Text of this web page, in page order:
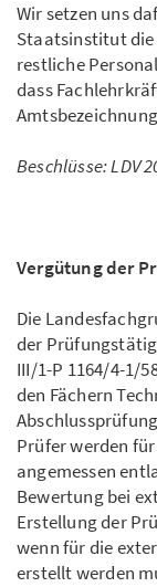
Wir setzen uns
Staatsinstitut die
restliche
dass
Beschlüsse: LDV
Vergütung der
Die
der
III/1-P 1164/4-1/
den Fächern
Prüfer werden
angemessen
Bewertung bei
Erstellung der
wenn für die
erstellt werden